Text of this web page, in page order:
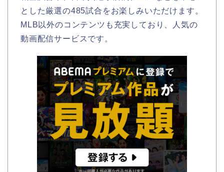
とした厳選の485試合をお楽しみいただけます。
MLB以外のコンテンツも充実しており、人気の
動画配信サービスです。